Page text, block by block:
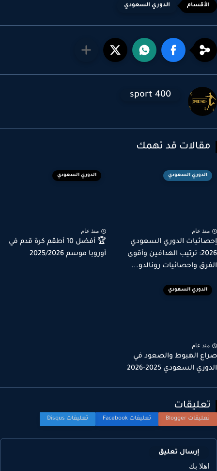
الدوري السعودي
sport 400
قد تهمك
الدوري السعودي
عام
الدوري السعودي
2026: ترتيب الهدافين وأقوى
واحصائيات رونالدو...
الدوري السعودي
منذ عام
🏆 أفضل 10 أطقم كرة قدم في
أوروبا موسم 2025/2026
الدوري السعودي
عام
الهبوط والصعود في
السعودي 2025-2026
إرسال تعليق
بك